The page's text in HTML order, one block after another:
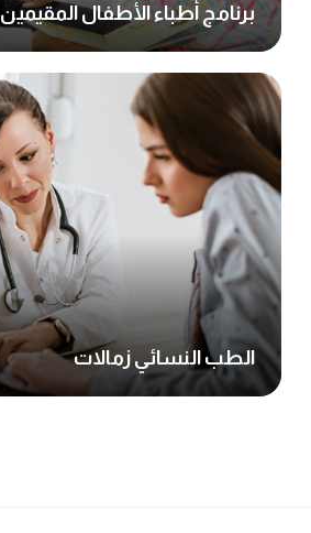
برنامج أطباء الأطفال المقيمين
الطب النسائي زمالات